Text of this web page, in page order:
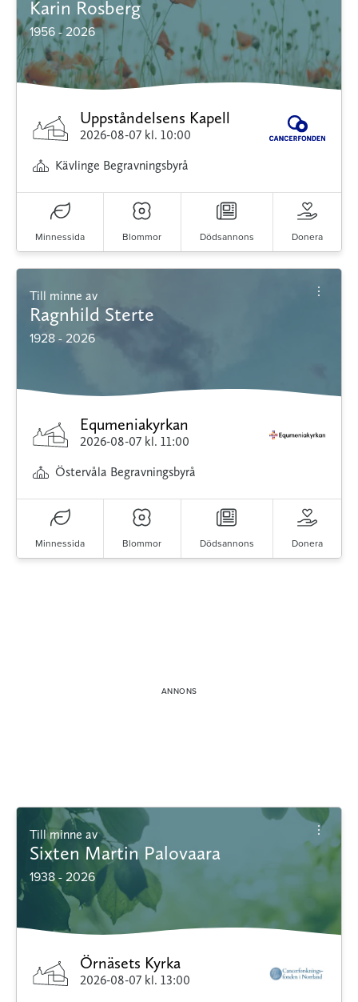
Karin Rosberg
1956 - 2026
Uppståndelsens Kapell
2026-08-07 kl. 10:00
Kävlinge Begravningsbyrå
Minnessida Blommor Dödsannons Donera
Till minne av
Ragnhild Sterte
1928 - 2026
Equmeniakyrkan
2026-08-07 kl. 11:00
Östervåla Begravningsbyrå
Minnessida Blommor Dödsannons Donera
Till minne av
Sixten Martin Palovaara
1938 - 2026
Örnäsets Kyrka
2026-08-07 kl. 13:00